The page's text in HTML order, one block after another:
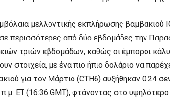
μελλοντικής εκπλήρωσης βαμβακιού
περισσότερες από δύο εβδομάδες την
τριών εβδομάδων, καθώς οι έμποροι
στοιχεία, με ένα πιο ήπιο δολάριο να
για τον Μάρτιο (CTH6) αυξήθηκαν 0.24
ET (16:36 GMT), φτάνοντας στο